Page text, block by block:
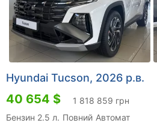
Hyundai Tucson, 2026 р.в.
40 654 $
1 818 859 грн
Бензин 2.5 л. Повний Автомат